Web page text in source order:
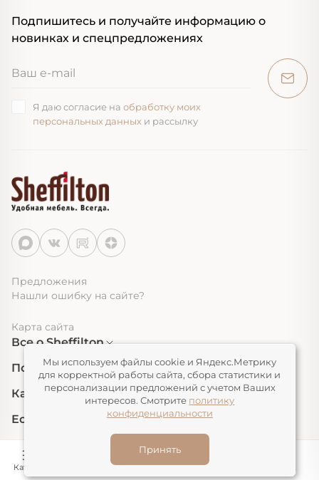
Подпишитесь и получайте информацию о
новинках и спецпредложениях
Я даю согласие на обработку моих
персональных данных и рассылку
Предложения
Нашли ошибку на сайте?
Карта сайта
Все о Sheffilton
Полезная информация
Каталог
Есть вопрос? Звоните!
+7 (4842) 500 580
Каталог Конструктор Корзина Избранное
Мы используем файлы cookie и Яндекс.Метрику
для корректной работы сайта, сбора статистики и
персонализации предложений с учетом Ваших
интересов. Смотрите политику
конфиденциальности
Принять